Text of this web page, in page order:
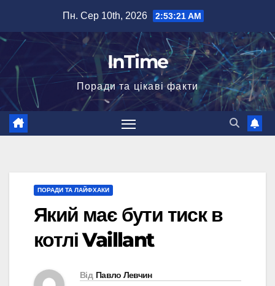
вмісту
Пн. Сер 10th, 2026 2:53:22 AM
InTime
Поради та цікаві факти
ПОРАДИ ТА ЛАЙФХАКИ
Який має бути тиск в
котлі Vaillant
Від Павло Левчин